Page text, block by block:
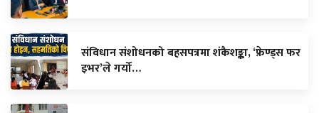
संविधान संशोधनको बहसपत्रमा शंकैशङ्का, ‘फ्रेण्ड्स फर
इभर’ले गर्यो…